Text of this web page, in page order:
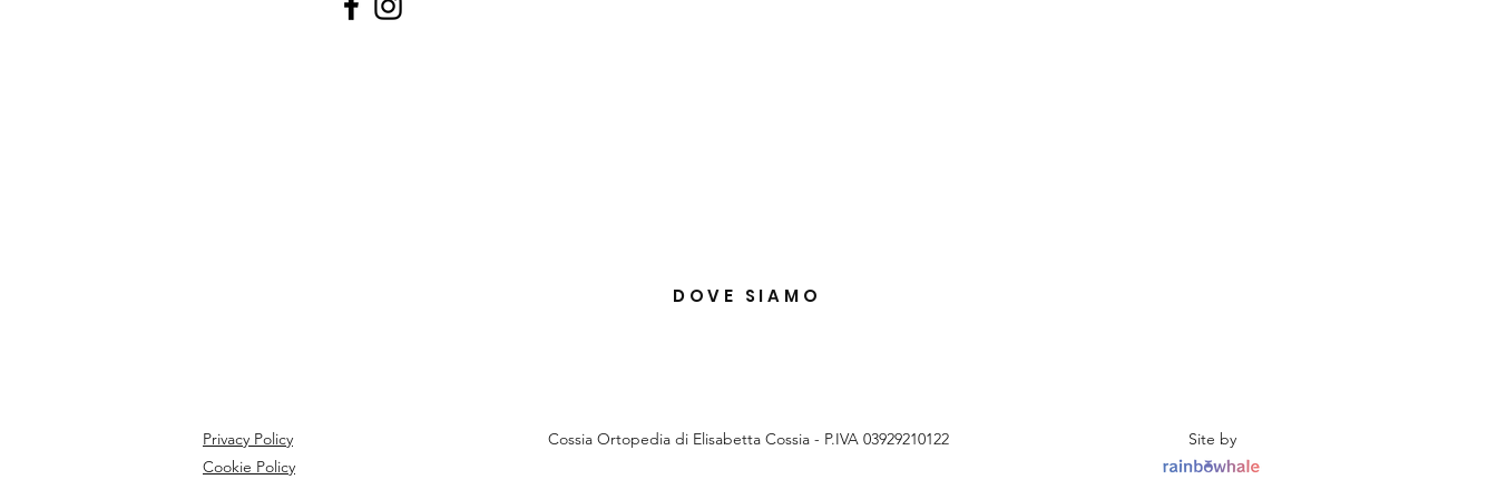
DOVE SIAMO
Privacy Policy
Cossia Ortopedia di Elisabetta Cossia - P.IVA 03929210122
Cookie Policy
Site by